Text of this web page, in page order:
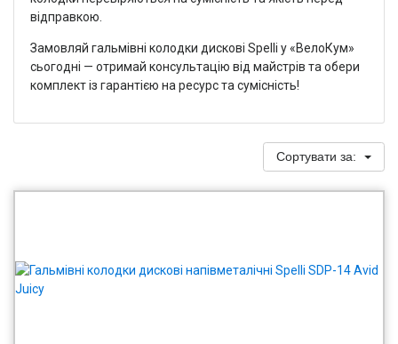
відправкою.
Замовляй гальмівні колодки дискові Spelli у «ВелоКум»
сьогодні — отримай консультацію від майстрів та обери
комплект із гарантією на ресурс та сумісність!
Сортувати за: